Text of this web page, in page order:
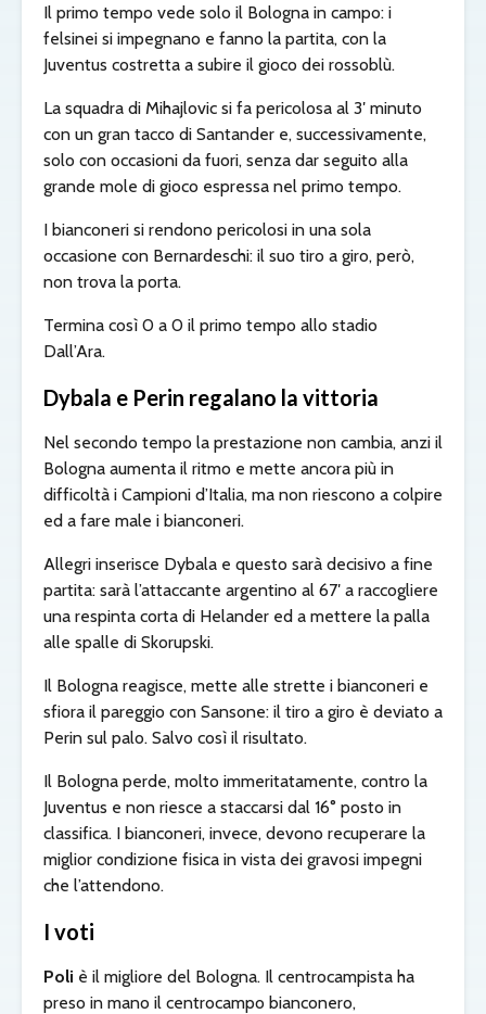
Il primo tempo vede solo il Bologna in campo: i
felsinei si impegnano e fanno la partita, con la
Juventus costretta a subire il gioco dei rossoblù.
La squadra di Mihajlovic si fa pericolosa al 3′ minuto
con un gran tacco di Santander e, successivamente,
solo con occasioni da fuori, senza dar seguito alla
grande mole di gioco espressa nel primo tempo.
I bianconeri si rendono pericolosi in una sola
occasione con Bernardeschi: il suo tiro a giro, però,
non trova la porta.
Termina così 0 a 0 il primo tempo allo stadio
Dall’Ara.
Dybala e Perin regalano la vittoria
Nel secondo tempo la prestazione non cambia, anzi il
Bologna aumenta il ritmo e mette ancora più in
difficoltà i Campioni d’Italia, ma non riescono a colpire
ed a fare male i bianconeri.
Allegri inserisce Dybala e questo sarà decisivo a fine
partita: sarà l’attaccante argentino al 67′ a raccogliere
una respinta corta di Helander ed a mettere la palla
alle spalle di Skorupski.
Il Bologna reagisce, mette alle strette i bianconeri e
sfiora il pareggio con Sansone: il tiro a giro è deviato a
Perin sul palo. Salvo così il risultato.
Il Bologna perde, molto immeritatamente, contro la
Juventus e non riesce a staccarsi dal 16° posto in
classifica. I bianconeri, invece, devono recuperare la
miglior condizione fisica in vista dei gravosi impegni
che l’attendono.
I voti
Poli è il migliore del Bologna. Il centrocampista ha
preso in mano il centrocampo bianconero,